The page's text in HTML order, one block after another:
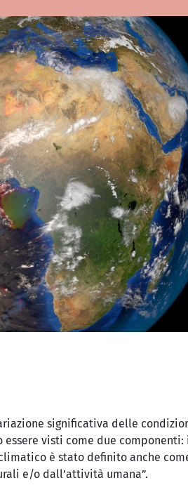
significativa delle
visti come due
è stato definito anche
e/o dall’attività umana”.